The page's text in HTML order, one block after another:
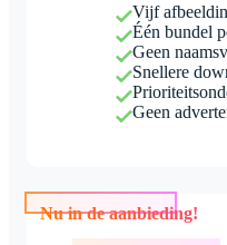
Vijf
Één bundel
Geen
Snellere
Geen
Nu in de aanbieding!